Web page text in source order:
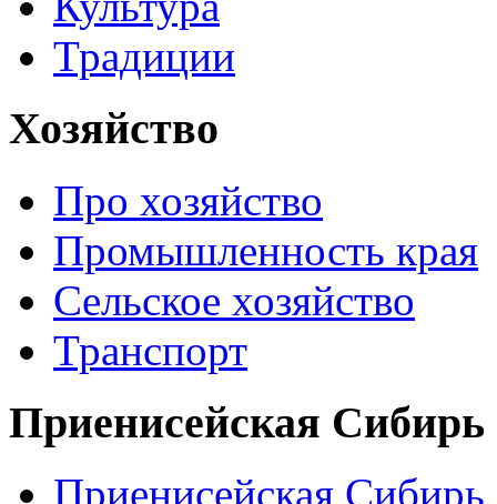
Традиции
Хозяйство
Про хозяйство
Промышленность края
Сельское хозяйство
Транспорт
Приенисейская Сибирь
Приенисейская Сибирь